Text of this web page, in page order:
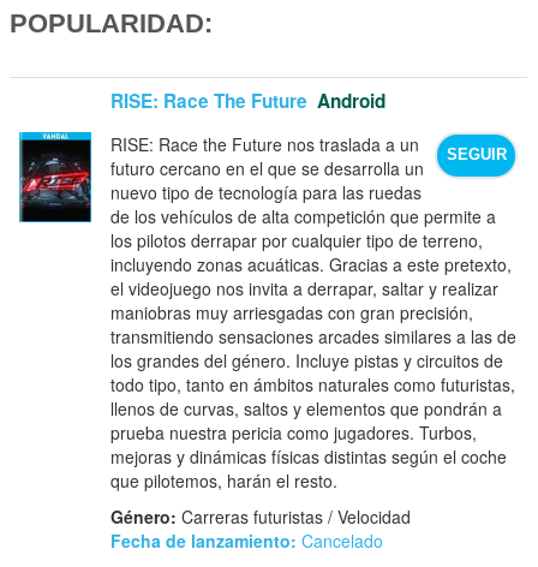
POPULARIDAD:
RISE: Race The Future Android
SEGUIR
RISE: Race the Future nos traslada a un
futuro cercano en el que se desarrolla un
nuevo tipo de tecnología para las ruedas
de los vehículos de alta competición que permite a
los pilotos derrapar por cualquier tipo de terreno,
incluyendo zonas acuáticas. Gracias a este pretexto,
el videojuego nos invita a derrapar, saltar y realizar
maniobras muy arriesgadas con gran precisión,
transmitiendo sensaciones arcades similares a las de
los grandes del género. Incluye pistas y circuitos de
todo tipo, tanto en ámbitos naturales como futuristas,
llenos de curvas, saltos y elementos que pondrán a
prueba nuestra pericia como jugadores. Turbos,
mejoras y dinámicas físicas distintas según el coche
que pilotemos, harán el resto.
Género: Carreras futuristas / Velocidad
Fecha de lanzamiento: Cancelado